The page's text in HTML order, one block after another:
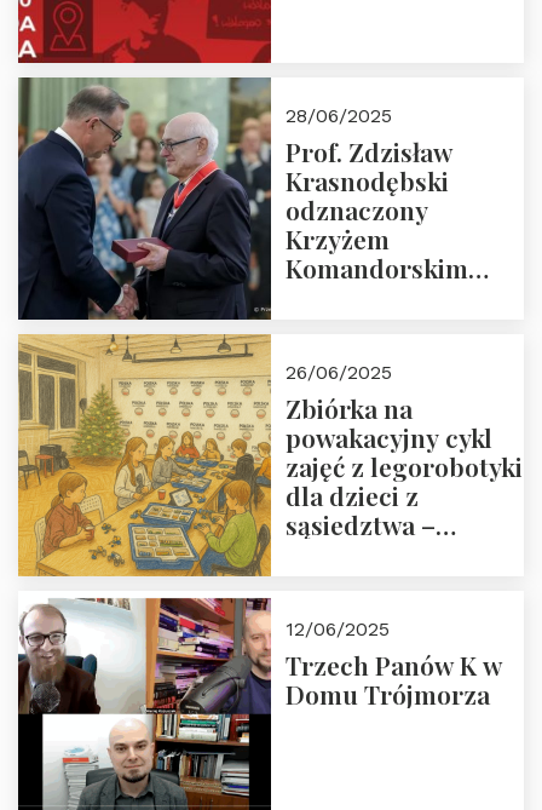
28/06/2025
Prof. Zdzisław
Krasnodębski
odznaczony
Krzyżem
Komandorskim
26/06/2025
Zbiórka na
powakacyjny cykl
zajęć z legorobotyki
dla dzieci z
sąsiedztwa –
Fundacji
12/06/2025
Trzech Panów K w
Domu Trójmorza